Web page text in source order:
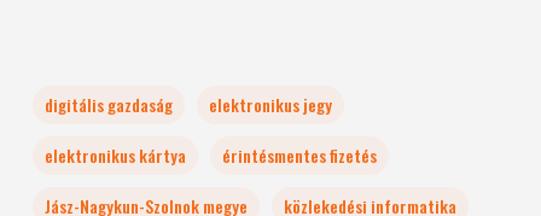
digitális gazdaság
elektronikus jegy
elektronikus kártya
érintésmentes fizetés
Jász-Nagykun-Szolnok megye
közlekedési informatika